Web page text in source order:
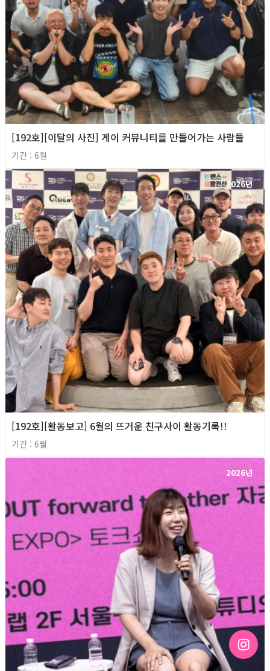
[192호][이달의 사진] 게이 커뮤니티를 만들어가는 사람들
기간 : 6월
2026년
[192호][활동보고] 6월의 뜨거운 친구사이 활동기록!!
기간 : 6월
2026년